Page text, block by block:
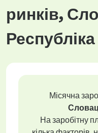
ринків,
Республіка
Місячна
На заробітну